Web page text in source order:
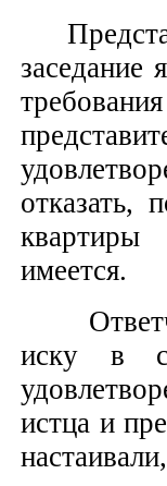
заседание
отказать,
имеется.
иску в
истца и